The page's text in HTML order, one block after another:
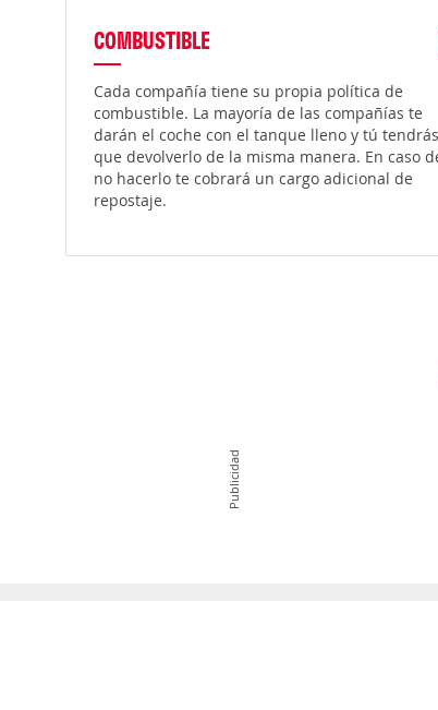
COMBUSTIBLE
Cada compañía tiene su propia política de
combustible. La mayoría de las compañías te
darán el coche con el tanque lleno y tú tendrás
que devolverlo de la misma manera. En caso
no hacerlo te cobrará un cargo adicional de
repostaje.
Publicidad